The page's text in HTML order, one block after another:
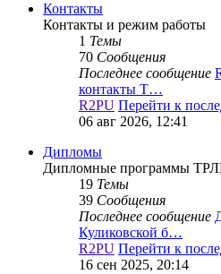
Контакты
Контакты и режим работы
1 Темы
70 Сообщения
Последнее сообщение
контакты Т…
R2PU Перейти к
06 авг 2026, 12:41
Дипломы
Дипломные программы
19 Темы
39 Сообщения
Последнее сообщение
Куликовской б…
R2PU Перейти к
16 сен 2025, 20:14